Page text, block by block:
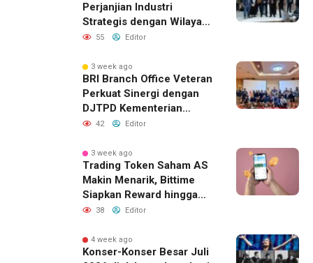
Perjanjian Industri
Strategis dengan Wilayah
Sverdlovsk, Rusia untuk
55 Editor
3 week ago
BRI Branch Office Veteran
Perkuat Sinergi dengan
DJTPD Kementerian
Komdigi RI melalui
Layanan BRI
42 Editor
3 week ago
Trading Token Saham AS
Makin Menarik, Bittime
Siapkan Reward hingga
Rp10 Juta
38 Editor
4 week ago
Konser-Konser Besar Juli